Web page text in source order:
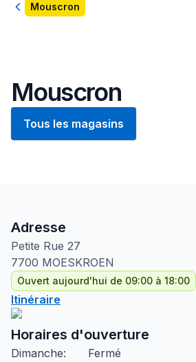
RetourMouscron
Mouscron
Tous les magasins
Adresse
Petite Rue 27
7700 MOESKROEN
Ouvert aujourd'hui de 09:00 à 18:00
Itinéraire
Horaires d'ouverture
Dimanche:
Fermé